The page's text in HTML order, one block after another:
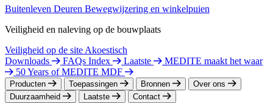
Buitenleven Deuren Bewegwijzering en winkelpuien
Veiligheid en naleving op de bouwplaats
Veiligheid op de site Akoestisch
Downloads
FAQs Index Laatste
MEDITE maakt het waar
50 Years of MEDITE MDF
Producten Toepassingen Bronnen
Over ons
Duurzaamheid
Laatste
Contact